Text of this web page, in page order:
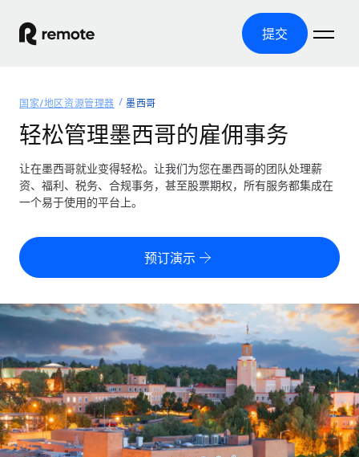
提交
产品
全球招聘
全球薪资管理
轻松运行合规薪资
零实体成本实现全球扩张
全球合规聘用合同工
合同工管理
全球合同工入职与管理
PEO
外包复杂雇佣任务
覆盖全球
美国各州浏览器
Remote 无惧对比
了解我们的竞争优势
成长阶段
初创企业
为成长型企业量身打造的全球敏捷型人力资源与薪资解决方案
资源
工具与计算器
误分类风险计算工具
员工成本计算器
计算任何国家的员工总成本
合同工薪酬结算计算器
探索全球合同工的结算货币选项与结算速度
通过 REMOTE 学习
定价
中文（简体）
English
Nederlands
Français
登录
国家/地区资源管理器 墨西哥
轻松管理墨西哥的雇佣事务
让在墨西哥就业变得轻松。让我们为您在墨西哥的团队处理薪
资、福利、税务、合规事务，甚至股票期权，所有服务都集成在
一个易于使用的平台上。
预订演示